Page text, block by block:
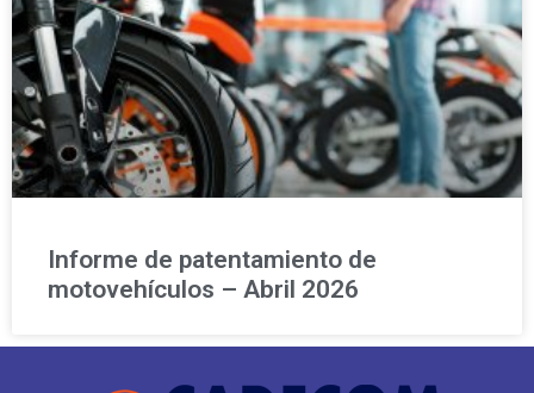
Informe de patentamiento de
motovehículos – Abril 2026